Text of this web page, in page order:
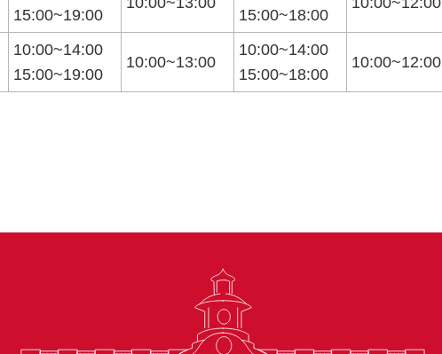
15:00~19:00
15:00~18:00
10:00~14:00
15:00~19:00
10:00~13:00
10:00~14:00
15:00~18:00
10:00~12:00